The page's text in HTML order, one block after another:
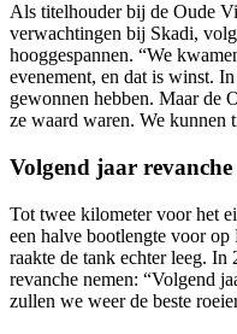
Als titelhouder bij de Oude
verwachtingen bij Skadi,
hooggespannen. “We
evenement, en dat is winst.
gewonnen hebben. Maar de
ze waard waren. We kunnen
Volgend jaar revanche
Tot twee kilometer voor het
een halve bootlengte voor
raakte de tank echter leeg.
revanche nemen: “Volgend
zullen we weer de beste